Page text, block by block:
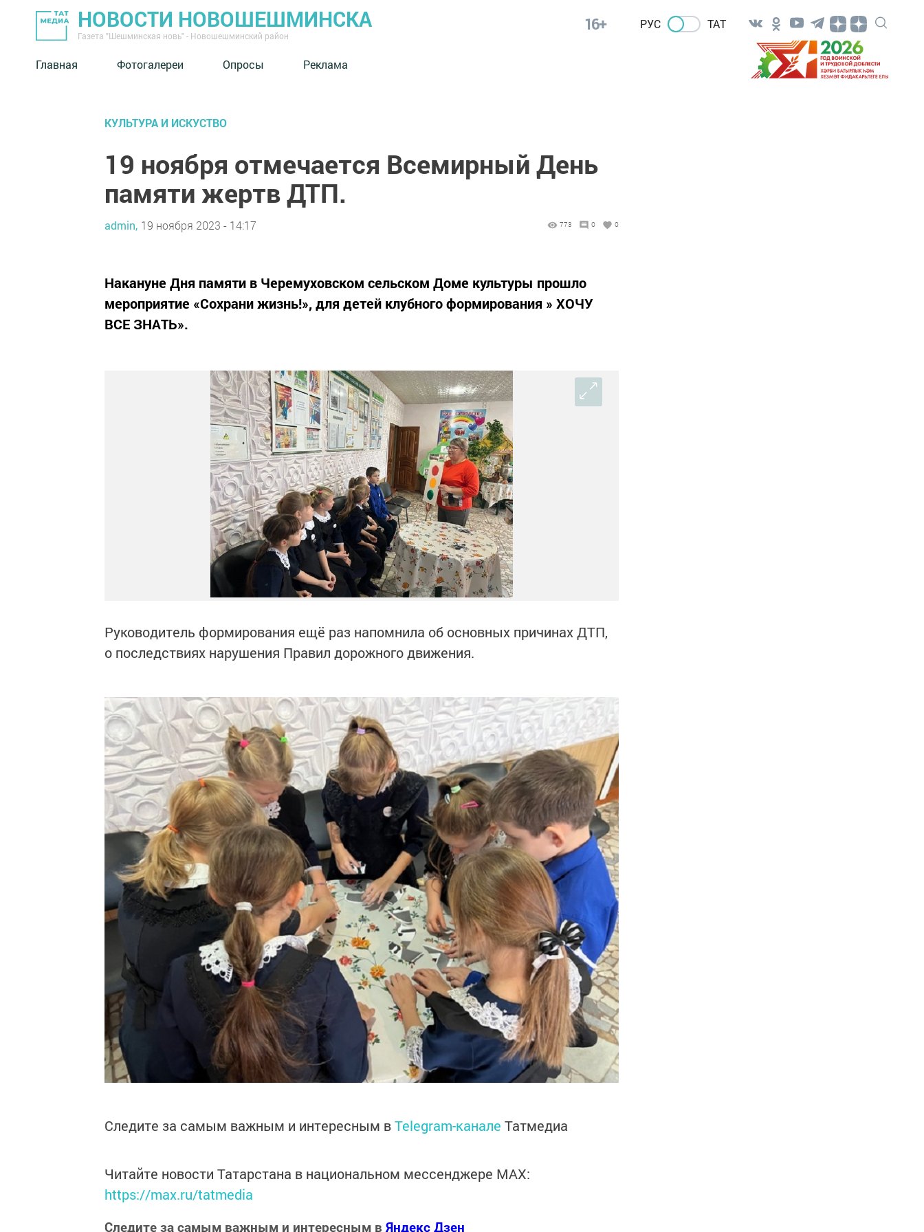
НОВОСТИ НОВОШЕШМИНСКА
Газета "Шешминская новь" - Новошешминский район
16+ РУС ТАТ
Главная Фотогалереи Опросы Реклама
КУЛЬТУРА И ИСКУСТВО
19 ноября отмечается Всемирный День
памяти жертв ДТП.
admin, 19 ноября 2023 - 14:17 773 0 0
Накануне Дня памяти в Черемуховском сельском Доме культуры прошло
мероприятие «Сохрани жизнь!», для детей клубного формирования » ХОЧУ
ВСЕ ЗНАТЬ».
Руководитель формирования ещё раз напомнила об основных причинах ДТП,
о последствиях нарушения Правил дорожного движения.
Следите за самым важным и интересным вTelegram-канале Татмедиа
Читайте новости Татарстана в национальном мессенджере MАХ:
https://max.ru/tatmedia
Следите за самым важным и интересным в Яндекс Дзен